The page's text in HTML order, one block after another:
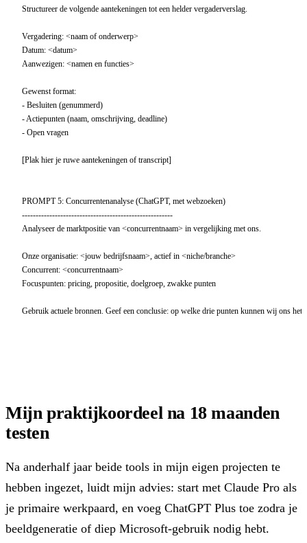
Structureer de volgende aantekeningen tot een helder vergaderverslag.
Vergadering: <naam of onderwerp>
Datum: <datum>
Aanwezigen: <namen en functies>
Gewenst format:
- Besluiten (genummerd)
- Actiepunten (naam, omschrijving, deadline)
- Open vragen
[Plak hier je ruwe aantekeningen of transcript]
PROMPT 5: Concurrentenanalyse (ChatGPT, met webzoeken)
-------------------------------------------------------
Analyseer de marktpositie van <concurrentnaam> in vergelijking met ons.
Onze organisatie: <jouw bedrijfsnaam>, actief in <niche/branche>
Concurrent: <concurrentnaam>
Focuspunten: pricing, propositie, doelgroep, zwakke punten
Mijn praktijkoordeel na 18 maanden
testen
Na anderhalf jaar beide tools in mijn eigen projecten te
hebben ingezet, luidt mijn advies: start met Claude Pro als
je primaire werkpaard, en voeg ChatGPT Plus toe zodra je
beeldgeneratie of diep Microsoft-gebruik nodig hebt.